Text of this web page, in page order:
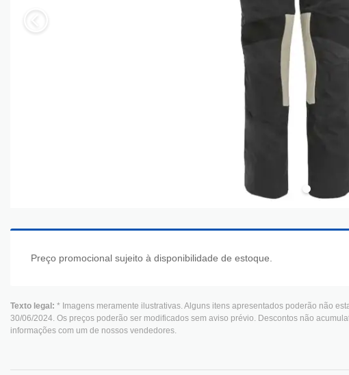
Preço promocional sujeito à disponibilidade de estoque.
Texto legal: * Imagens meramente ilustrativas. Alguns itens apresentados poderão não
30/06/2024. Os preços poderão ser modificados sem aviso prévio. Descontos não
informações com um de nossos vendedores.